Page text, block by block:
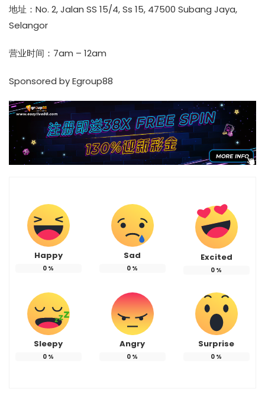
地址：No. 2, Jalan SS 15/4, Ss 15, 47500 Subang Jaya,
Selangor
营业时间：7am – 12am
Sponsored byEgroup88
Happy
0 %
Sad
0 %
Excited
0 %
Sleepy
0 %
Angry
0 %
Surprise
0 %